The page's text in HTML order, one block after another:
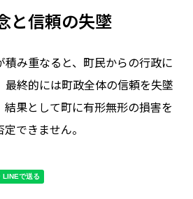
と信頼の失墜
積み重なると、町民からの行政に
最終的には町政全体の信頼を失墜
結果として町に有形無形の損害を
できません。